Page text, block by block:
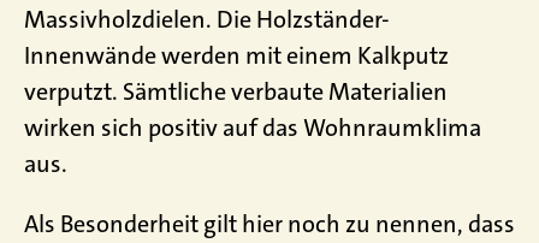
Massivholzdielen. Die Holzständer-
Innenwände werden mit einem Kalkputz
verputzt. Sämtliche verbaute Materialien
wirken sich positiv auf das Wohnraumklima
aus.
Als Besonderheit gilt hier noch zu nennen, dass